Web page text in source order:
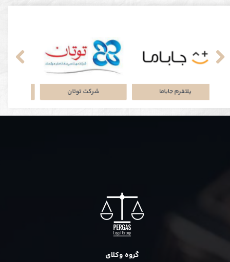
شرکت توتان پلتفرم جاباما
گروه وکلای